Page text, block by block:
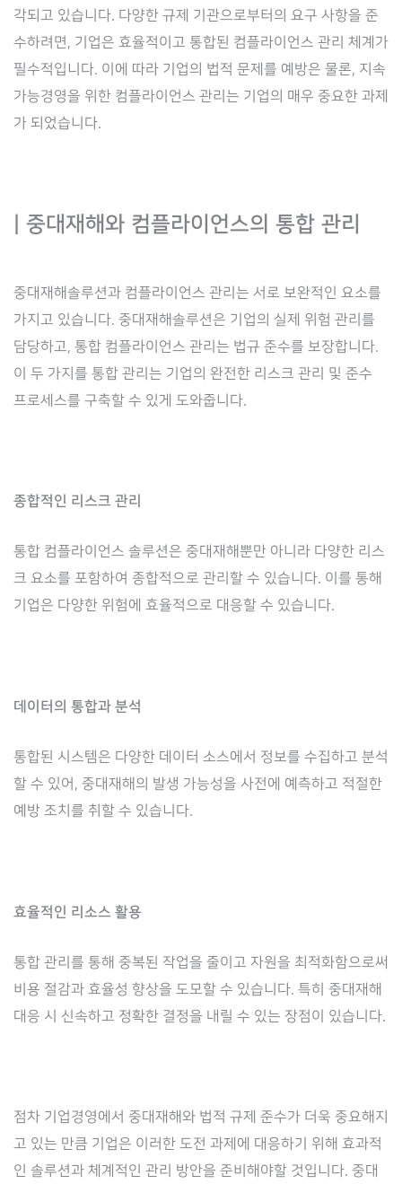
각되고 있습니다. 다양한 규제 기관으로부터의 요구 사항을 준
수하려면, 기업은 효율적이고 통합된 컴플라이언스 관리 체계가
필수적입니다. 이에 따라 기업의 법적 문제를 예방은 물론, 지속
가능경영을 위한 컴플라이언스 관리는 기업의 매우 중요한 과제
가 되었습니다.
| 중대재해와 컴플라이언스의 통합 관리
중대재해솔루션과 컴플라이언스 관리는 서로 보완적인 요소를
가지고 있습니다. 중대재해솔루션은 기업의 실제 위험 관리를
담당하고, 통합 컴플라이언스 관리는 법규 준수를 보장합니다.
이 두 가지를 통합 관리는 기업의 완전한 리스크 관리 및 준수
프로세스를 구축할 수 있게 도와줍니다.
종합적인 리스크 관리
통합 컴플라이언스 솔루션은 중대재해뿐만 아니라 다양한 리스
크 요소를 포함하여 종합적으로 관리할 수 있습니다. 이를 통해
기업은 다양한 위험에 효율적으로 대응할 수 있습니다.
데이터의 통합과 분석
통합된 시스템은 다양한 데이터 소스에서 정보를 수집하고 분석
할 수 있어, 중대재해의 발생 가능성을 사전에 예측하고 적절한
예방 조치를 취할 수 있습니다.
효율적인 리소스 활용
통합 관리를 통해 중복된 작업을 줄이고 자원을 최적화함으로써
비용 절감과 효율성 향상을 도모할 수 있습니다. 특히 중대재해
대응 시 신속하고 정확한 결정을 내릴 수 있는 장점이 있습니다.
점차 기업경영에서 중대재해와 법적 규제 준수가 더욱 중요해지
고 있는 만큼 기업은 이러한 도전 과제에 대응하기 위해 효과적
인 솔루션과 체계적인 관리 방안을 준비해야할 것입니다. 중대